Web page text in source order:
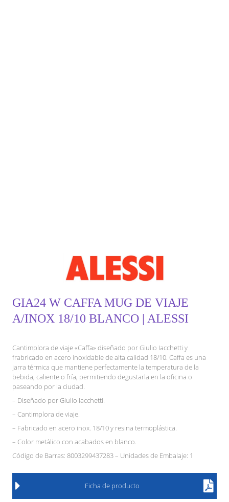
GIA24 W CAFFA MUG DE VIAJE
A/INOX 18/10 BLANCO | ALESSI
Cantimplora de viaje «Caffa» diseñado por Giulio Iacchetti y
frabricado en acero inoxidable de alta calidad 18/10. Caffa es una
jarra térmica que mantiene perfectamente la temperatura de la
bebida, caliente o fría, permitiendo degustarla en la oficina o
paseando por la ciudad.
– Diseñado por Giulio Iacchetti.
– Cantimplora de viaje.
– Fabricado en acero inox. 18/10 y resina termoplástica.
– Color metálico con acabados en blanco.
Código de Barras: 8003299437283 – Unidades de Embalaje: 1
Ficha de producto